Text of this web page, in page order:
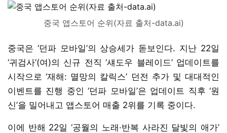
중국 앱스토어 순위(자료 출처-data.ai)
중국은 ‘던파 모바일’의 상승세가 돋보인다. 지난 22일
‘귀검사’(여)의 신규 전직 ‘섀도우 블레이드’ 업데이트를
시작으로 ‘재해: 멸망의 칼릭스’ 던전 추가 및 대대적인
이벤트를 진행 중인 ‘던파 모바일’은 업데이트 직후 ‘원
신’을 밀어내고 앱스토어 매출 2위를 기록 중이다.
이에 반해 22일 ‘공월의 노래·반복 사라진 달빛의 애가’